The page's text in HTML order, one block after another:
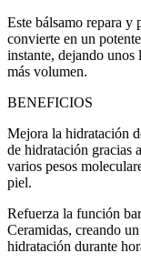
Este bálsamo repara y
convierte en un
instante, dejando unos
más volumen.
BENEFICIOS
Mejora la hidratación
de hidratación gracias
varios pesos
piel.
Refuerza la función
Ceramidas, creando
hidratación durante